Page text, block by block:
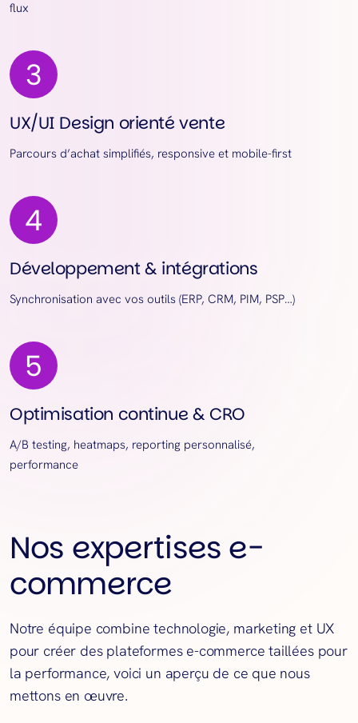
flux
UX/UI Design orienté vente
Parcours d’achat simplifiés, responsive et mobile-first
Développement & intégrations
Synchronisation avec vos outils (ERP, CRM, PIM, PSP…)
Optimisation continue & CRO
A/B testing, heatmaps, reporting personnalisé,
performance
Nos expertises e-
commerce
Notre équipe combine technologie, marketing et UX
pour créer des plateformes e-commerce taillées pour
la performance, voici un aperçu de ce que nous
mettons en œuvre.